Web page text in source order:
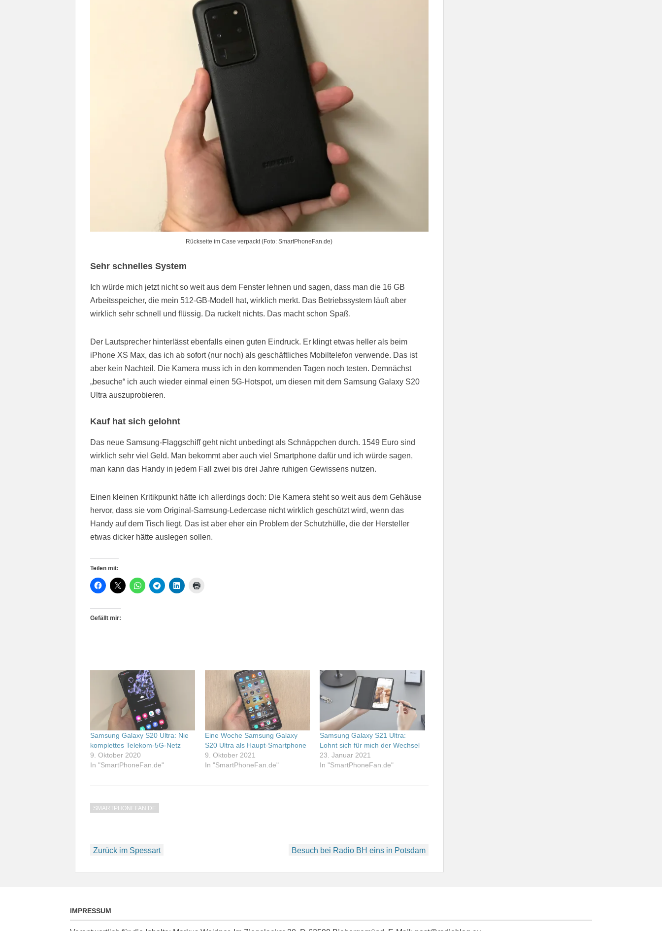
Rückseite im Case verpackt (Foto: SmartPhoneFan.de)
Sehr schnelles System
Ich würde mich jetzt nicht so weit aus dem Fenster lehnen und sagen, dass man die 16 GB
Arbeitsspeicher, die mein 512-GB-Modell hat, wirklich merkt. Das Betriebssystem läuft aber
wirklich sehr schnell und flüssig. Da ruckelt nichts. Das macht schon Spaß.
Der Lautsprecher hinterlässt ebenfalls einen guten Eindruck. Er klingt etwas heller als beim
iPhone XS Max, das ich ab sofort (nur noch) als geschäftliches Mobiltelefon verwende. Das ist
aber kein Nachteil. Die Kamera muss ich in den kommenden Tagen noch testen. Demnächst
„besuche“ ich auch wieder einmal einen 5G-Hotspot, um diesen mit dem Samsung Galaxy S20
Ultra auszuprobieren.
Kauf hat sich gelohnt
Das neue Samsung-Flaggschiff geht nicht unbedingt als Schnäppchen durch. 1549 Euro sind
wirklich sehr viel Geld. Man bekommt aber auch viel Smartphone dafür und ich würde sagen,
man kann das Handy in jedem Fall zwei bis drei Jahre ruhigen Gewissens nutzen.
Einen kleinen Kritikpunkt hätte ich allerdings doch: Die Kamera steht so weit aus dem Gehäuse
hervor, dass sie vom Original-Samsung-Ledercase nicht wirklich geschützt wird, wenn das
Handy auf dem Tisch liegt. Das ist aber eher ein Problem der Schutzhülle, die der Hersteller
etwas dicker hätte auslegen sollen.
Teilen mit:
Gefällt mir:
Samsung Galaxy S20 Ultra: Nie
komplettes Telekom-5G-Netz
9. Oktober 2020
In "SmartPhoneFan.de"
Eine Woche Samsung Galaxy
S20 Ultra als Haupt-Smartphone
9. Oktober 2021
In "SmartPhoneFan.de"
Samsung Galaxy S21 Ultra:
Lohnt sich für mich der Wechsel
23. Januar 2021
In "SmartPhoneFan.de"
SMARTPHONEFAN.DE
Beitragsnavigation
Zurück im Spessart Besuch bei Radio BH eins in Potsdam
IMPRESSUM